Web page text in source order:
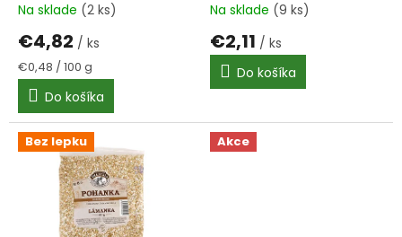
Na sklade (2 ks)
€4,82 / ks
Jednotková
cena:
€0,48 / 100 g
Do košíka
Na sklade (9 ks)
€2,11 / ks
Do košíka
Bez lepku Akce